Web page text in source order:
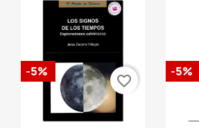
-5%
favorite_border
-5%